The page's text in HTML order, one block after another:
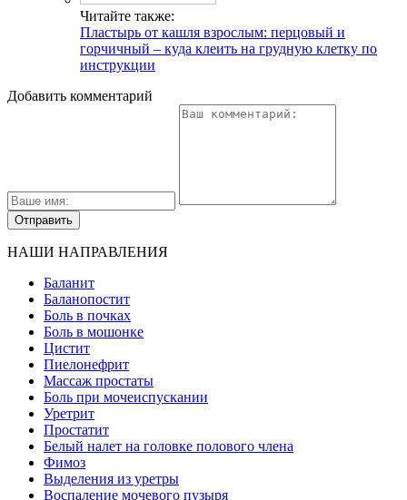
Читайте также:
Пластырь от кашля взрослым: перцовый и
горчичный – куда клеить на грудную клетку по
инструкции
Добавить комментарий
НАШИ НАПРАВЛЕНИЯ
Баланит
Баланопостит
Боль в почках
Боль в мошонке
Цистит
Пиелонефрит
Массаж простаты
Боль при мочеиспускании
Уретрит
Простатит
Белый налет на головке полового члена
Фимоз
Выделения из уретры
Воспаление мочевого пузыря